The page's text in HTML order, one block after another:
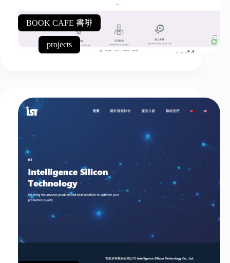
BOOK CAFE 書啡
projects